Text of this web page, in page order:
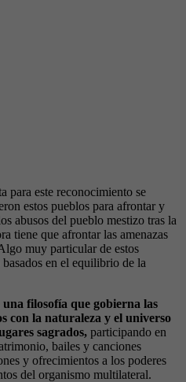
para este reconocimiento se
estos pueblos para afrontar y
abusos del pueblo mestizo tras la
tiene que afrontar las amenazas
muy particular de estos
basados en el equilibrio de la
filosofía que gobierna las
con la naturaleza y el universo
sagrados, participando en
bailes y canciones
y ofrecimientos a los poderes
del organismo multilateral.